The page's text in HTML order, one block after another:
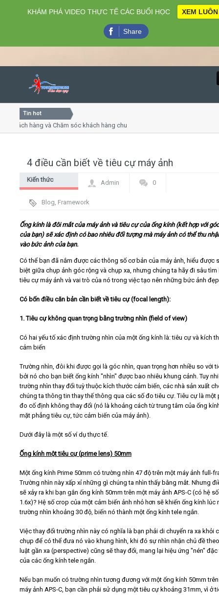
Close
Home
Giới thiệu
Video
Kiến thức
Tin hot
hàng và Chăm sóc khách hàng chuyên nghiệp
4 điều cần biết về tiêu cự máy ảnh
Kiến thức
Admin 0
Blog, Framework
Ống kính là đôi mắt của máy ảnh và tiêu cự của ống kính (kết hợp với
của bạn) sẽ xác định có bao nhiêu đối tượng mà máy ảnh có thể thu
vào bức ảnh của bạn.
Có thể bạn đã nắm được các thông số cơ bản của máy ảnh, hiểu được
biệt giữa chụp ảnh góc rộng và chụp xa, nhưng chúng ta hãy đi sâu tìm
tiêu cự máy ảnh và vai trò của nó trong việc tạo nên những bức ảnh
Có bốn điều căn bản cần biết về tiêu cự (focal length):
1. Tiêu cự không quan trọng bằng trường nhìn (field of view)
Có hai yếu tố xác định trường nhìn của một ống kính là: tiêu cự và kích
cảm biến
Trường nhìn, đôi khi được gọi là góc nhìn, quan trọng hơn nhiều so với
bởi nó cho bạn biết ống kính "nhìn" được bao nhiêu khung cảnh. Tuy
trường nhìn thay đổi tuỳ thuộc kích thước cảm biến, các nhà sản xuất
chúng ta thông tin thay thế thông qua các số đo tiêu cự. Tiêu cự là một
đo cố định không thay đổi (nó là khoảng cách từ trung tâm của ống
mặt phẳng tiêu cự, tức cảm biến của máy ảnh).
Dưới đây là một số ví dụ thực tế.
Ống kính một tiêu cự (prime lens) 50mm
Một ống kính Prime 50mm có trường nhìn 47 độ trên một máy ảnh full-
Trường nhìn này xấp xỉ những gì chúng ta nhìn thấy bằng mắt. Nhưng
sẽ xảy ra khi bạn gắn ống kính 50mm trên một máy ảnh APS-C (có hệ
1.6x)? Hệ số crop của một cảm biến ảnh nhỏ hơn sẽ khiến ống kính lúc
trường nhìn khoảng 30 độ, biến nó thành một ống kính tele ngắn.
Việc thay đổi trường nhìn này có nghĩa là bạn phải di chuyển ra xa khỏi
chụp để có thể đưa nó vào khung hình, khi đó sự nhìn nhận chủ đề
luật gần xa (perspective) cũng sẽ thay đổi, mang lại hiệu ứng "nén"
của các ống kính tele ngắn.
Nếu bạn muốn có trường nhìn tương đương với một ống kính 50mm
máy ảnh APS-C, bạn cần phải sử dụng một tiêu cự khoảng 31mm, vì ở
KHÁM PHÁ VIDEO THỰC TẾ CÁC BUỔI HỌC XEM LUÔN
Share